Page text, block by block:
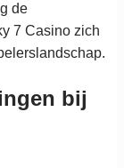
de
7 Casino zich
bij